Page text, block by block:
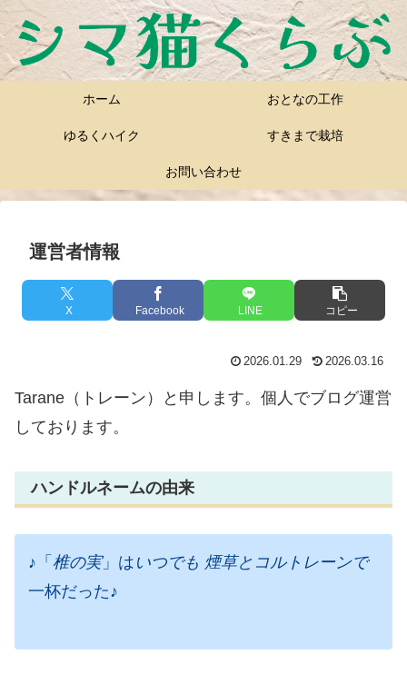
ホーム おとなの工作
ゆるくハイク すきまで栽培
お問い合わせ
運営者情報
X Facebook LINE コピー
2026.01.29 2026.03.16
Tarane（トレーン）と申します。個人でブログ運営
しております。
ハンドルネームの由来
♪「 椎の実」は いつでも 煙草とコルトレーンで
一杯だった♪